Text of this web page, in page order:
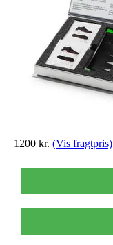
1200 kr. (Vis fragtpris)